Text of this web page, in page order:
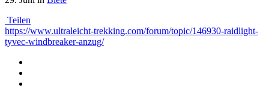
Teilen
https://www.ultraleicht-trekking.com/forum/topic/146930-raidlight-
tyvec-windbreaker-anzug/